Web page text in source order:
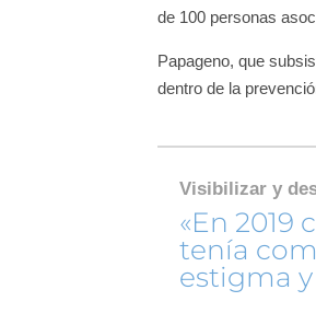
de 100 personas
Papageno, que
dentro de la
Visibilizar y
«En
tenía
estigma